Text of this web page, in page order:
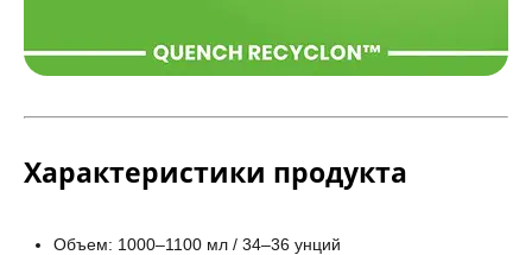
Характеристики продукта
Объем: 1000–1100 мл / 34–36 унций